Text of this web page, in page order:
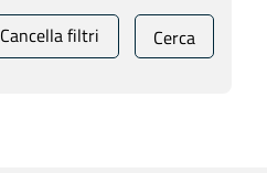
Cancella filtri Cerca